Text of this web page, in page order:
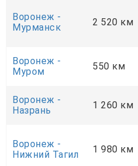
Воронеж -
Мурманск
2 520 км
Воронеж -
Муром
550 км
Воронеж -
Назрань
1 260 км
Воронеж -
Нижний Тагил
1 980 км